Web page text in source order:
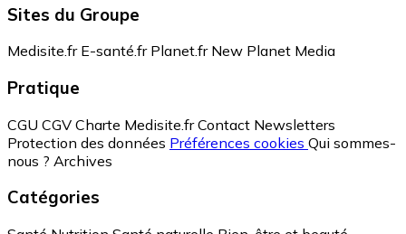
Sites du Groupe
Medisite.fr E-santé.fr Planet.fr New Planet Media
Pratique
CGU CGV Charte Medisite.fr Contact Newsletters
Protection des données Préférences cookies Qui sommes-
nous ? Archives
Catégories